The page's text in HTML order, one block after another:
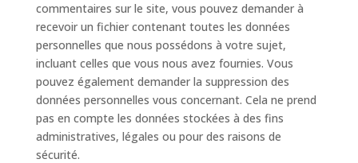
commentaires sur le site, vous pouvez demander à
recevoir un fichier contenant toutes les données
personnelles que nous possédons à votre sujet,
incluant celles que vous nous avez fournies. Vous
pouvez également demander la suppression des
données personnelles vous concernant. Cela ne prend
pas en compte les données stockées à des fins
administratives, légales ou pour des raisons de
sécurité.